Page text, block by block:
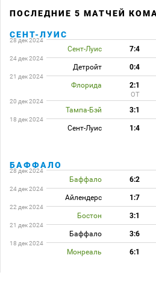
ПОСЛЕДНИЕ 5 МАТЧЕЙ
СЕНТ-ЛУИС
28 дек 2024
Сент-Луис 7:4
24 дек 2024
Детройт 0:4
21 дек 2024
Флорида 2:1
ОТ
20 дек 2024
Тампа-Бэй 3:1
18 дек 2024
Сент-Луис 1:4
БАФФАЛО
28 дек 2024
Баффало 6:2
24 дек 2024
Айлендерс 1:7
22 дек 2024
Бостон 3:1
21 дек 2024
Баффало 3:6
18 дек 2024
Монреаль 6:1